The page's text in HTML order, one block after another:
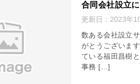
合同会社設立
更新日： 2023年
数ある会社設立
がとうございま
ている福田昌樹
事務 […]